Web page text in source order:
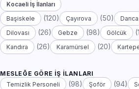
Kocaeli İş İlanları
Başiskele
(120) Çayırova (50) Darıca
Dilovası (26) Gebze (98) Gölcük
Kandıra (26) Karamürsel (20)
MESLEĞE GÖRE İŞ İLANLARI
Temizlik Personeli
(98) Şoför (94)